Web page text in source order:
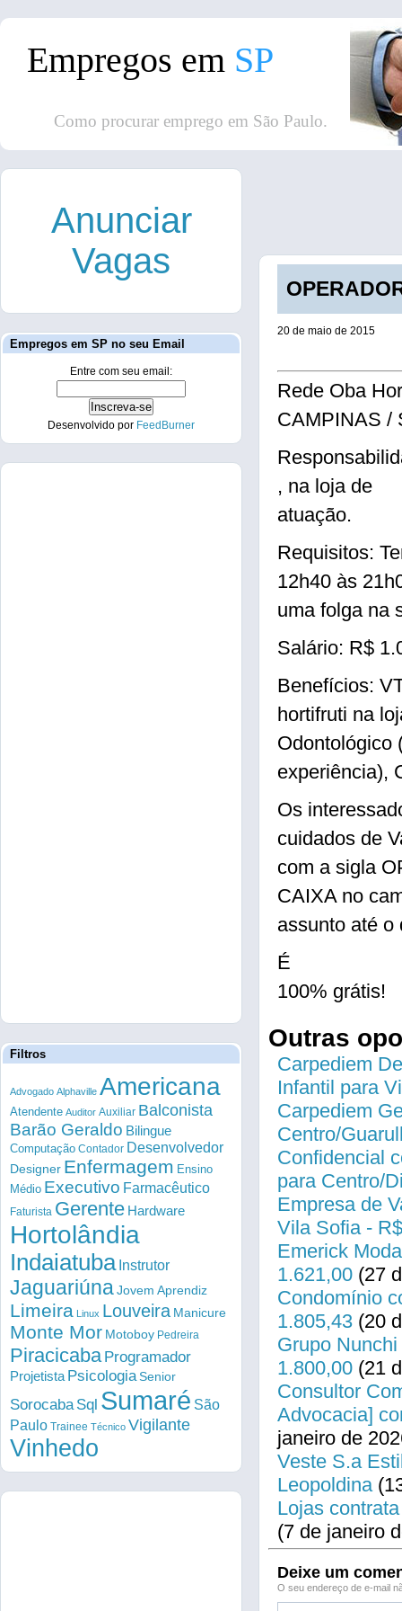
Empregos em SP
Como procurar emprego em São Paulo.
20 de maio de 2015
Rede Oba
CAMPINAS /
, na loja de
atuação.
Requisitos:
12h40 às
uma folga na
Salário: R$
Benefícios:
hortifruti na
Odontológico
experiência),
Os
cuidados de
com a sigla
CAIXA no
assunto até o
É
100% grátis!
Outras
Carpediem
Infantil para
Carpediem
Centro/
Confidencial
para Centro/
Empresa de
Vila Sofia -
Emerick
1.621,00 (27
Condomínio
1.805,43 (20
Grupo
1.800,00 (21
Consultor
Advocacia]
janeiro de
Veste S.a
Leopoldina
Lojas
(7 de janeiro
Deixe um
O seu endereço de e-mail
Anunciar
Vagas
Empregos em SP no seu Email
Entre com seu email:
Desenvolvido por FeedBurner
Filtros
Advogado Alphaville Americana
Atendente Auditor Auxiliar Balconista
Barão Geraldo Bilingue
Computação Contador Desenvolvedor
Designer Enfermagem Ensino
Médio Executivo Farmacêutico
Faturista Gerente Hardware
Hortolândia
Indaiatuba Instrutor
Jaguariúna Jovem Aprendiz
Limeira Linux Louveira Manicure
Monte Mor Motoboy Pedreira
Piracicaba Programador
Projetista PsicologiaSenior
Sorocaba Sql Sumaré São
Paulo Trainee Técnico Vigilante
Vinhedo